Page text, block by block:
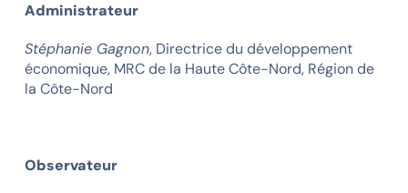
Administrateur
Stéphanie Gagnon, Directrice du développement
économique, MRC de la Haute Côte-Nord, Région de
la Côte-Nord
Observateur